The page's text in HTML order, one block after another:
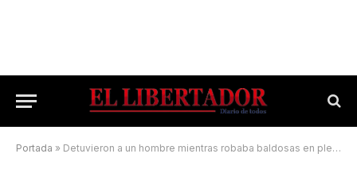
Portada » Detuvieron a un hombre mientras robaba baldosas en pleno centro capitalino